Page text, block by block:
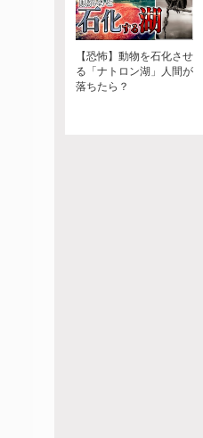
【恐怖】動物を石化させ
る「ナトロン湖」人間が
落ちたら？